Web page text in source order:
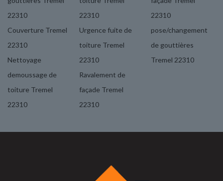
22310
Couverture Tremel
22310
Nettoyage
demoussage de
toiture Tremel
22310
22310
Urgence fuite de
toiture Tremel
22310
Ravalement de
façade Tremel
22310
22310
pose/changement
de gouttières
Tremel 22310